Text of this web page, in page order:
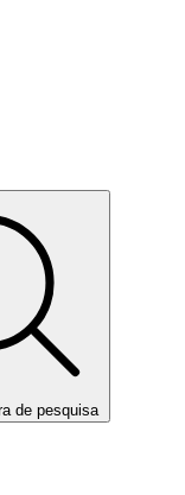
de pesquisa